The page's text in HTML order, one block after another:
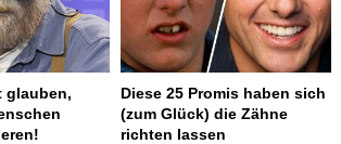
glauben,
Diese 25 Promis haben sich
(zum Glück) die Zähne
richten lassen